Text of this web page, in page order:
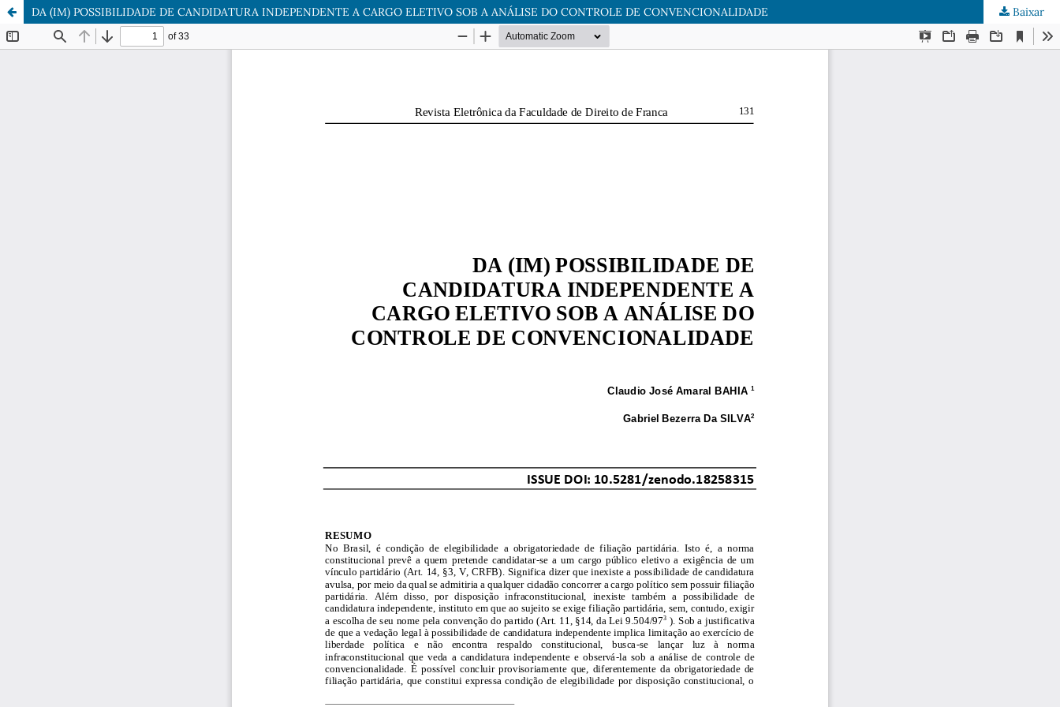
DA (IM) POSSIBILIDADE DE CANDIDATURA INDEPENDENTE A CARGO ELETIVO SOB A ANÁLISE DO CONTROLE DE CONVENCIONALIDADE Baixar